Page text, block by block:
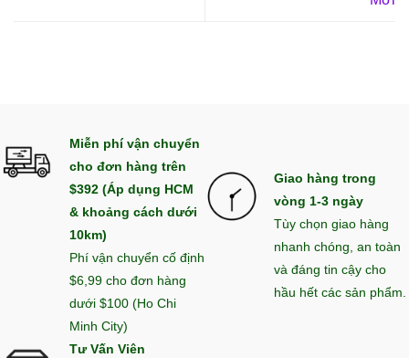
Miễn phí vận chuyển
cho đơn hàng trên
$392 (Áp dụng HCM
& khoảng cách dưới
10km)
Phí vận chuyển cố định
$6,99 cho đơn hàng
dưới $100 (Ho Chi
Minh City)
Giao hàng trong
vòng 1-3 ngày
Tùy chọn giao hàng
nhanh chóng, an toàn
và đáng tin cậy cho
hầu hết các sản phẩm.
Tư Vấn Viên